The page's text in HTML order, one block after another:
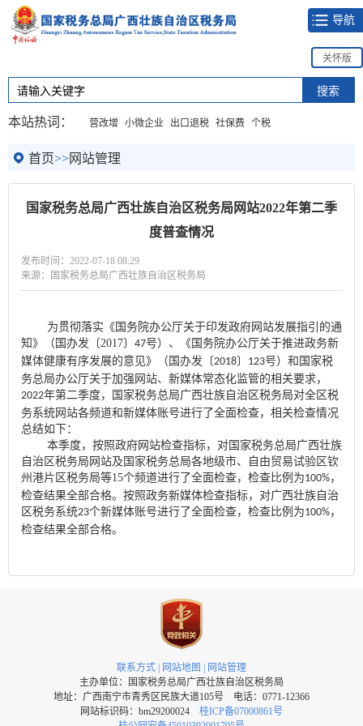
导航
关怀版
本站热词： 营改增 小微企业 出口退税 社保费 个税
首页>>网站管理
国家税务总局广西壮族自治区税务局网站2022年第二季
度普查情况
发布时间：2022-07-18 08:29
来源：国家税务总局广西壮族自治区税务局
为贯彻落实《国务院办公厅关于印发政府网站发展指引的通
知》（国办发〔2017〕 47号）、《国务院办公厅关于推进政务新
媒体健康有序发展的意见》（国办发〔2018〕 123号）和国家税
务总局办公厅关于加强网站、新媒体常态化监管的相关要求，
2022年第二季度，国家税务总局广西壮族自治区税务局对全区税
务系统网站各频道和新媒体账号进行了全面检查，相关检查情况
总结如下：
本季度，按照政府网站检查指标，对国家税务总局广西壮族
自治区税务局网站及国家税务总局各地级市、自由贸易试验区钦
州港片区税务局等15个频道进行了全面检查，检查比例为100%，
检查结果全部合格。按照政务新媒体检查指标，对广西壮族自治
区税务系统23个新媒体账号进行了全面检查，检查比例为100%，
检查结果全部合格。
联系方式 | 网站地图 | 网站管理
主办单位：国家税务总局广西壮族自治区税务局
地址：广西南宁市青秀区民族大道105号 电话：0771-12366
网站标识码：bm29200024 桂ICP备07000861号